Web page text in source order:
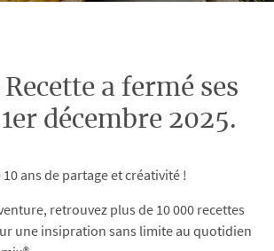
a fermé ses
décembre 2025.
ans de partage et créativité !
retrouvez plus de 10 000 recettes
une insipration sans limite au quotidien